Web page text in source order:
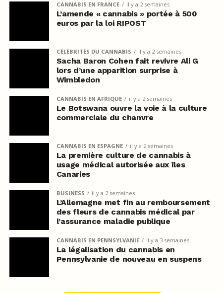
CANNABIS EN FRANCE il y a 2 semaines
L’amende « cannabis » portée à 500
euros par la loi RIPOST
CÉLÉBRITÉS DU CANNABIS il y a 2 semaines
Sacha Baron Cohen fait revivre Ali G
lors d’une apparition surprise à
Wimbledon
CANNABIS EN AFRIQUE il y a 2 semaines
Le Botswana ouvre la voie à la culture
commerciale du chanvre
CANNABIS EN ESPAGNE il y a 2 semaines
La première culture de cannabis à
usage médical autorisée aux îles
Canaries
BUSINESS il y a 2 semaines
L’Allemagne met fin au remboursement
des fleurs de cannabis médical par
l’assurance maladie publique
CANNABIS EN PENNSYLVANIE il y a 3 semaines
La légalisation du cannabis en
Pennsylvanie de nouveau en suspens